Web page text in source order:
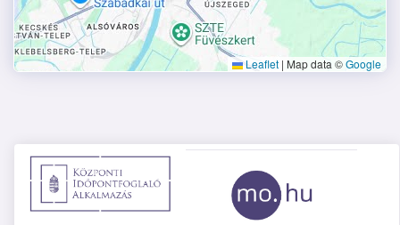
Leaflet | Map data ©Google